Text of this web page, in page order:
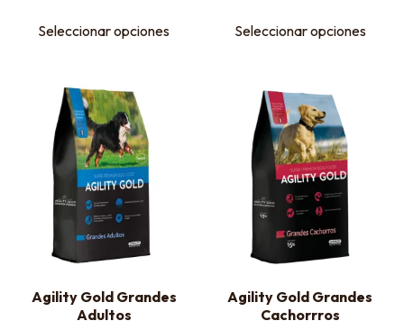
Seleccionar opciones Seleccionar opciones
Agility Gold Grandes
Adultos
Agility Gold Grandes
Cachorrros